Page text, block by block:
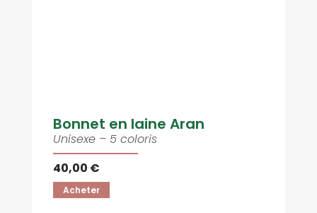
Bonnet en laine Aran
Unisexe – 5 coloris
40,00 €
Acheter